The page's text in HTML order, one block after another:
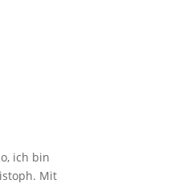
ich bin
Mit